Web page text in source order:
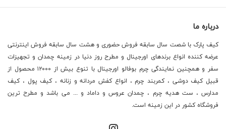
درباره ما
کیف پارک با شصت سال سابقه فروش حضوری و هشت سال سابقه فروش اینترنتی
عرضه کننده انواع برندهای اورجینال و مطرح روز دنیا در زمینه چمدان و تجهیزات
سفر و همچنین نمایندگی چرم بوفالو اورجینال با تنوع بیش از ۱۲۰۰۰ محصول از
قبیل کیف دوشی ، کمربند چرم ، انواع کفش مردانه و زنانه ، کیف پول ، کیف
مدارس ، ست هدیه چرم ، چمدان عروس و داماد و ... می باشد و مطرح ترین
فروشگاه کشور در این زمینه است.